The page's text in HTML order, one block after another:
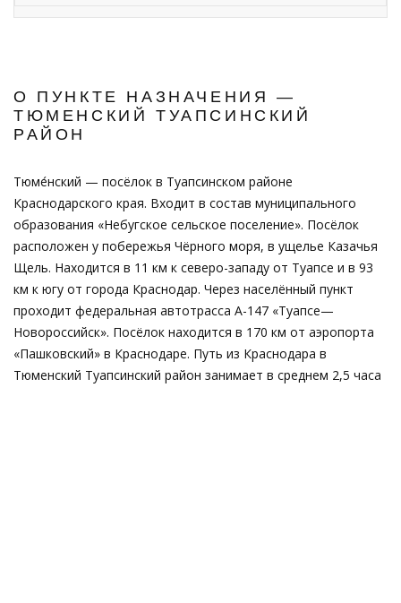
О ПУНКТЕ НАЗНАЧЕНИЯ —
ТЮМЕНСКИЙ ТУАПСИНСКИЙ
РАЙОН
Тюме́нский — посёлок в Туапсинском районе
Краснодарского края. Входит в состав муниципального
образования «Небугское сельское поселение». Посёлок
расположен у побережья Чёрного моря, в ущелье Казачья
Щель. Находится в 11 км к северо-западу от Туапсе и в 93
км к югу от города Краснодар. Через населённый пункт
проходит федеральная автотрасса А-147 «Туапсе—
Новороссийск». Посёлок находится в 170 км от аэропорта
«Пашковский» в Краснодаре. Путь из Краснодара в
Тюменский Туапсинский район занимает в среднем 2,5 часа